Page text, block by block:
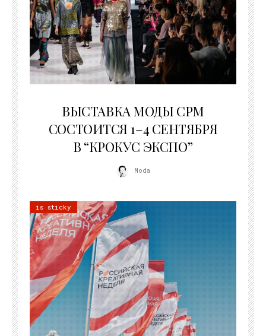
ВЫСТАВКА МОДЫ CPM
СОСТОИТСЯ 1–4 СЕНТЯБРЯ
В “КРОКУС ЭКСПО”
Moda
is sticky